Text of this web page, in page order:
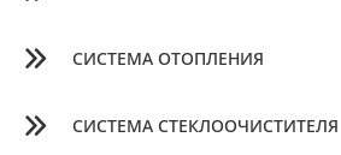
СИСТЕМА ОТОПЛЕНИЯ
СИСТЕМА СТЕКЛООЧИСТИТЕЛЯ